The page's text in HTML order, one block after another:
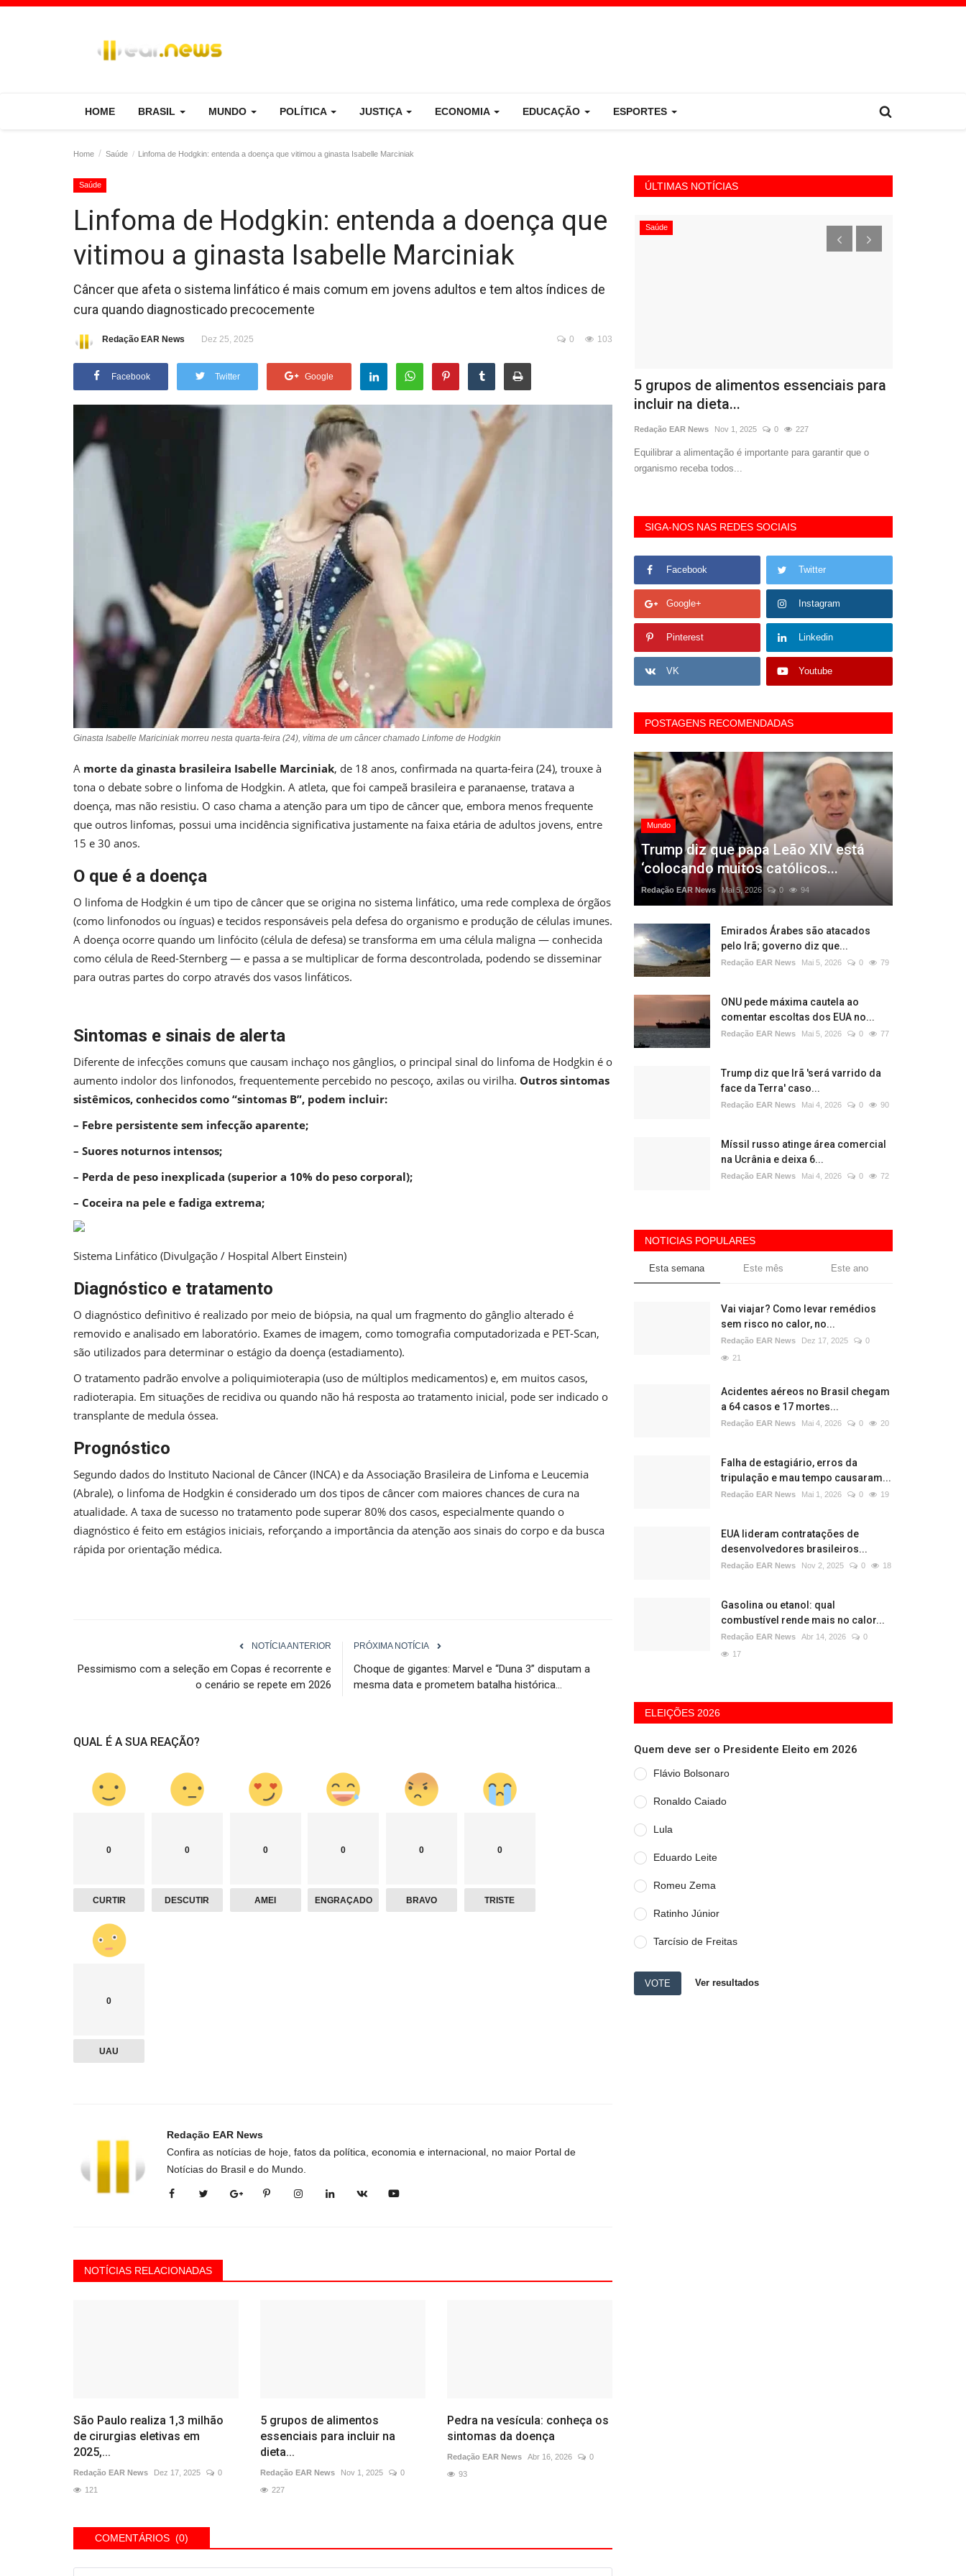
HOME BRASIL MUNDO POLÍTICA JUSTIÇA ECONOMIA EDUCAÇÃO ESPORTES
Home Saúde Linfoma de Hodgkin: entenda a doença que vitimou a ginasta Isabelle Marciniak
Saúde
Linfoma de Hodgkin: entenda a doença que
vitimou a ginasta Isabelle Marciniak
Câncer que afeta o sistema linfático é mais comum em jovens adultos e tem altos índices de
cura quando diagnosticado precocemente
Redação EAR News Dez 25, 2025 103
0
Facebook Twitter Google
Ginasta Isabelle Mariciniak morreu nesta quarta-feira (24), vítima de um câncer chamado Linfome de Hodgkin
A morte da ginasta brasileira Isabelle Marciniak, de 18 anos, confirmada na quarta-feira (24), trouxe à
tona o debate sobre o linfoma de Hodgkin. A atleta, que foi campeã brasileira e paranaense, tratava a
doença, mas não resistiu. O caso chama a atenção para um tipo de câncer que, embora menos frequente
que outros linfomas, possui uma incidência significativa justamente na faixa etária de adultos jovens, entre
15 e 30 anos.
O que é a doença
O linfoma de Hodgkin é um tipo de câncer que se origina no sistema linfático, uma rede complexa de órgãos
(como linfonodos ou ínguas) e tecidos responsáveis pela defesa do organismo e produção de células imunes.
A doença ocorre quando um linfócito (célula de defesa) se transforma em uma célula maligna — conhecida
como célula de Reed-Sternberg — e passa a se multiplicar de forma descontrolada, podendo se disseminar
para outras partes do corpo através dos vasos linfáticos.
Sintomas e sinais de alerta
Diferente de infecções comuns que causam inchaço nos gânglios, o principal sinal do linfoma de Hodgkin é o
aumento indolor dos linfonodos, frequentemente percebido no pescoço, axilas ou virilha. Outros sintomas
sistêmicos, conhecidos como “sintomas B”, podem incluir:
– Febre persistente sem infecção aparente;
– Suores noturnos intensos;
– Perda de peso inexplicada (superior a 10% do peso corporal);
– Coceira na pele e fadiga extrema;
Sistema Linfático (Divulgação / Hospital Albert Einstein)
Diagnóstico e tratamento
O diagnóstico definitivo é realizado por meio de biópsia, na qual um fragmento do gânglio alterado é
removido e analisado em laboratório. Exames de imagem, como tomografia computadorizada e PET-Scan,
são utilizados para determinar o estágio da doença (estadiamento).
O tratamento padrão envolve a poliquimioterapia (uso de múltiplos medicamentos) e, em muitos casos,
radioterapia. Em situações de recidiva ou quando não há resposta ao tratamento inicial, pode ser indicado o
transplante de medula óssea.
Prognóstico
Segundo dados do Instituto Nacional de Câncer (INCA) e da Associação Brasileira de Linfoma e Leucemia
(Abrale), o linfoma de Hodgkin é considerado um dos tipos de câncer com maiores chances de cura na
atualidade. A taxa de sucesso no tratamento pode superar 80% dos casos, especialmente quando o
diagnóstico é feito em estágios iniciais, reforçando a importância da atenção aos sinais do corpo e da busca
rápida por orientação médica.
NOTÍCIA ANTERIOR
Pessimismo com a seleção em Copas é recorrente e
o cenário se repete em 2026
PRÓXIMA NOTÍCIA
Choque de gigantes: Marvel e “Duna 3” disputam a
mesma data e prometem batalha histórica...
QUAL É A SUA REAÇÃO?
0
CURTIR
0
DESCUTIR
0
AMEI
0
ENGRAÇADO
0
BRAVO
0
TRISTE
0
UAU
Redação EAR News
Confira as notícias de hoje, fatos da política, economia e internacional, no maior Portal de
Notícias do Brasil e do Mundo.
NOTÍCIAS RELACIONADAS
São Paulo realiza 1,3 milhão
de cirurgias eletivas em
2025,...
Redação EAR News Dez 17, 2025
0
121
5 grupos de alimentos
essenciais para incluir na
dieta...
Redação EAR News Nov 1, 2025
0
227
Pedra na vesícula: conheça os
sintomas da doença
Redação EAR News Abr 16, 2026
0
93
COMENTÁRIOS (0)
ÚLTIMAS NOTÍCIAS
deixarão a
1967, afirmou que
PodCasts
RODRIGO PIMENTEL: TUDO SOBRE A
MEGAOPERAÇÃO NO RJ - Flow...
Igor e Pimentel falam sobre a megaoperação no Rio de
Mundo
Vírus que matou três em navio tem
origem na América do...
Mai 6, 2026 0
Segundo publicação do presidente da OMS no X, a cepa do
vírus que infectou as pessoas...
Saúde
5 grupos de alimentos essenciais para
incluir na dieta...
Redação EAR News Nov 1, 2025 0 227
Equilibrar a alimentação é importante para garantir que o
organismo receba todos...
SIGA-NOS NAS REDES SOCIAIS
Facebook Twitter
Google+ Instagram
Pinterest Linkedin
VK Youtube
POSTAGENS RECOMENDADAS
Mundo
Trump diz que papa Leão XIV está
‘colocando muitos católicos...
Redação EAR News Mai 5, 2026 0 94
Emirados Árabes são atacados
pelo Irã; governo diz que...
Redação EAR News Mai 5, 2026 0 79
ONU pede máxima cautela ao
comentar escoltas dos EUA no...
Redação EAR News Mai 5, 2026 0 77
Trump diz que Irã 'será varrido da
face da Terra' caso...
Redação EAR News Mai 4, 2026 0 90
Míssil russo atinge área comercial
na Ucrânia e deixa 6...
Redação EAR News Mai 4, 2026 0 72
NOTICIAS POPULARES
Esta semana Este mês Este ano
Vai viajar? Como levar remédios
sem risco no calor, no...
Redação EAR News Dez 17, 2025
0
21
Acidentes aéreos no Brasil chegam
a 64 casos e 17 mortes...
Redação EAR News Mai 4, 2026 0 20
Falha de estagiário, erros da
tripulação e mau tempo causaram...
Redação EAR News Mai 1, 2026 0 19
EUA lideram contratações de
desenvolvedores brasileiros...
Redação EAR News Nov 2, 2025 0 18
Gasolina ou etanol: qual
combustível rende mais no calor...
Redação EAR News Abr 14, 2026
0
17
ELEIÇÕES 2026
Quem deve ser o Presidente Eleito em 2026
Flávio Bolsonaro
Ronaldo Caiado
Lula
Eduardo Leite
Romeu Zema
Ratinho Júnior
Tarcísio de Freitas
VOTE Ver resultados